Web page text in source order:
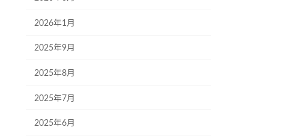
2026年1月
2025年9月
2025年8月
2025年7月
2025年6月